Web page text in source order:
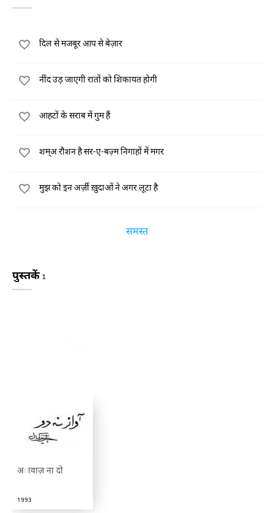
दिल से मजबूर आप से बेज़ार
नींद उड़ जाएगी रातों को शिकायत होगी
आहटों के सराब में गुम हैं
शम्अ रौशन है सर-ए-बज़्म निगाहों में मगर
मुझ को इन अर्ज़ी ख़ुदाओं ने अगर लूटा है
समस्त
पुस्तकें 1
अावाज़ ना दो
1993